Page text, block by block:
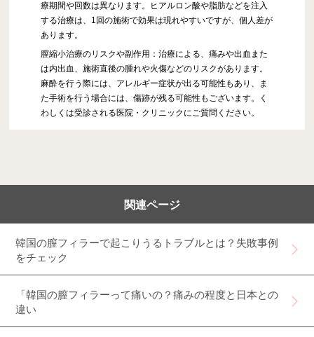
療期間や回数は異なります。ヒアルロン酸や脂肪などを注入
する治療は、1回の施術で効果は現れやすいですが、個人差が
あります。
膣縮小治療のリスクや副作用：治療による、痛みや出血また
は内出血、施術直後の腫れや火傷などのリスクがあります。
麻酔を行う際には、アレルギー症状が出る可能性もあり、ま
た手術を行う場合には、傷跡が残る可能性もございます。く
わしくは受診される医院・クリニックにご質問ください。
関連ページ
韓国の膣フィラーで起こりうるトラブルとは？失敗事例
をチェック
「韓国の膣フィラーって痛いの？痛みの程度と日本との
違い